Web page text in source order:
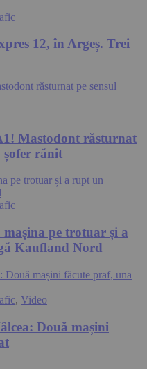
12, în Argeș. Trei
Mastodont răsturnat
șofer rănit
pe trotuar și a
Kaufland Nord
, Video
Două mașini